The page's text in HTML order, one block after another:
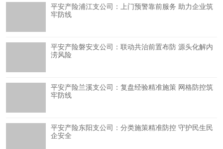
平安产险浦江支公司：上门预警靠前服务 助力企业筑
牢防线
平安产险磐安支公司：联动共治前置布防 源头化解内
涝风险
平安产险兰溪支公司：复盘经验精准施策 网格防控筑
牢防线
平安产险东阳支公司：分类施策精准防控 守护民生民
企安全